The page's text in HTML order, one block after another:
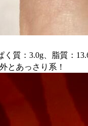
質：3.0g、脂質：
とあっさり系！